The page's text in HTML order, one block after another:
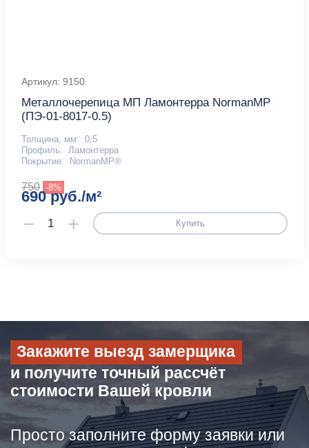
Артикул: 9150
Металлочерепица МП Ламонтерра NormanMP
(ПЭ-01-8017-0.5)
Толщина, мм: 0,5
Профиль:
Ламонтерра
Покрытие:
NormanMP®
750 -8%
690 руб./м²
Купить
Закажите выезд замерщика
и получите точный рассчёт
стоимости Вашей кровли
Просто заполните форму заявки или